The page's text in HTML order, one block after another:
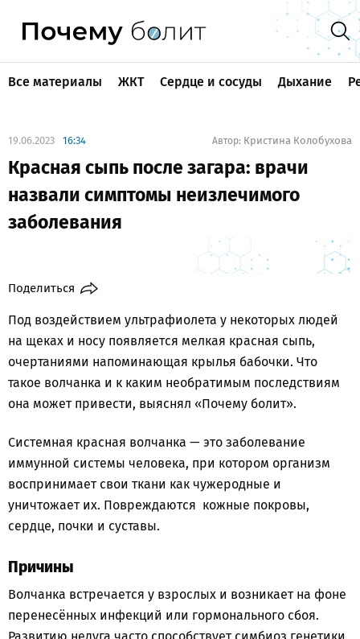
Все материалы ЖКТ Сердце и сосуды Дыхание
19.06.2023 16:34 Автор: Кристина Колобухова
Красная сыпь после загара: врачи
назвали симптомы неизлечимого
заболевания
Поделиться
Под воздействием ультрафиолета у некоторых людей
на щеках и носу появляется мелкая красная сыпь,
очертаниями напоминающая крылья бабочки. Что
такое волчанка и к каким необратимым последствиям
она может привести, выяснял «Почему болит».
Системная красная волчанка — это заболевание
иммунной системы человека, при котором организм
воспринимает свои ткани как чужеродные и
уничтожает их. Повреждаются кожные покровы,
сердце, почки и суставы.
Причины
Волчанка встречается у взрослых и возникает на фоне
перенесённых инфекций или гормонального сбоя.